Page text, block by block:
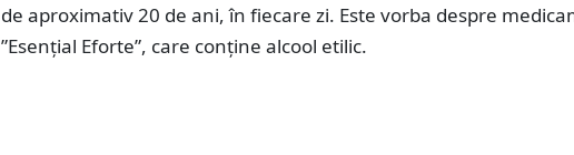
de aproximativ 20 de ani, în fiecare zi. Este vorba despre
”Esenţial Eforte”, care conține alcool etilic.